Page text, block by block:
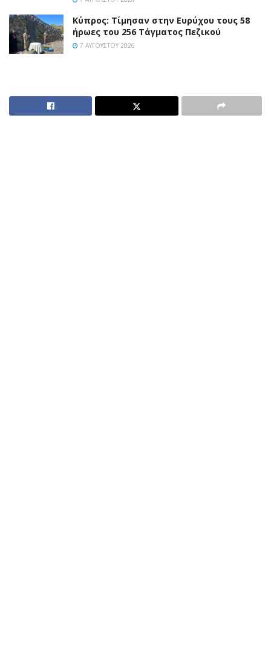
Κύπρος: Τίμησαν στην Ευρύχου τους 58
ήρωες του 256 Τάγματος Πεζικού
7 ΑΥΓΟΎΣΤΟΥ 2026